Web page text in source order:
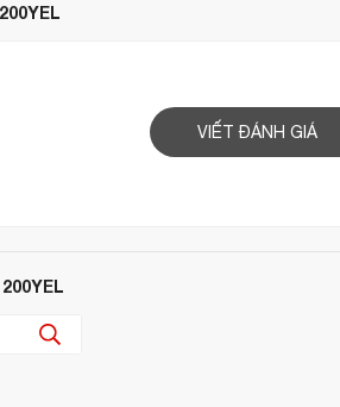
VIẾT ĐÁNH GIÁ